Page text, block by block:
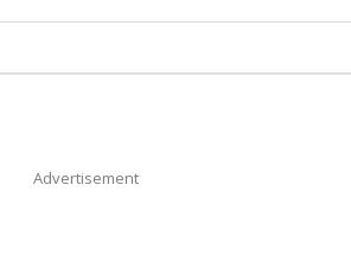
Advertisement